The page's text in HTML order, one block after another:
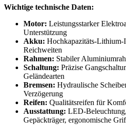
Wichtige technische Daten:
Motor: Leistungsstarker
Unterstützung
Akku: Hochkapazitäts-
Reichweiten
Rahmen: Stabiler
Schaltung: Präzise
Geländearten
Bremsen: Hydraulische
Verzögerung
Reifen: Qualitätsreifen für
Ausstattung: LED-
Gepäckträger, ergonomische